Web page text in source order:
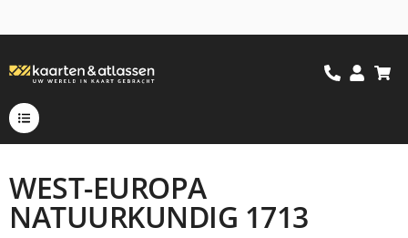
WEST-EUROPA
NATUURKUNDIG 1713